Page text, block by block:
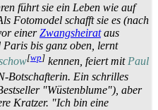
führt sie ein Leben wie auf
Fotomodel schafft sie es (nach
einerZwangsheirataus
bis ganz oben, lernt
[wp] kennen, feiert mit Paul
Botschafterin. Ein schrilles
"Wüstenblume"), aber
Kratzer. "Ich bin eine